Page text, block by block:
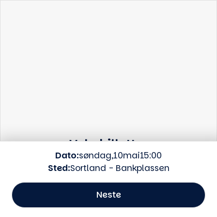
Tilbake
Velg billetter
Billettype: Velg billettype
Dato:søndag,10mai15:00
Sted:Sortland - Bankplassen
Neste